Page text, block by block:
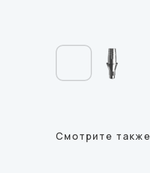
Смотрите также